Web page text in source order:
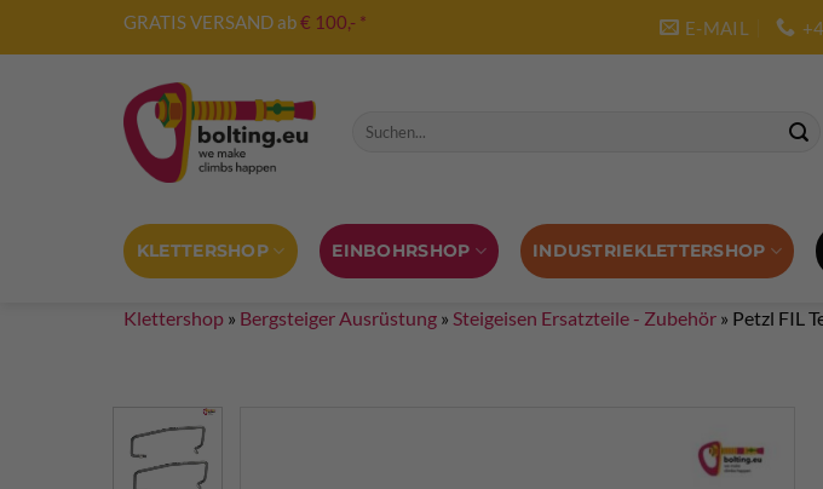
GRATIS VERSAND ab€ 100,- * E-MAIL
Suche nach:
KLETTERSHOP EINBOHRSHOP INDUSTRIEKLETTERSHOP
Klettershop » Bergsteiger Ausrüstung » Steigeisen Ersatzteile - Zubehör » Petzl FIL